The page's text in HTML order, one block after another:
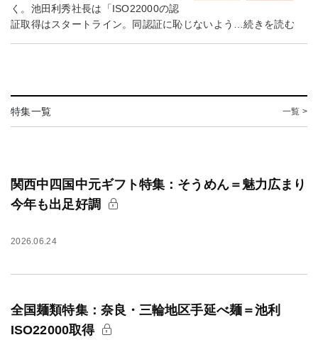
く。池田利秀社長は「ISO22000の認
証取得はスタートライン。同認証に恥じないよう…続きを読む
特集一覧 一覧 >
関西中四国中元ギフト特集：そうめん＝魅力広まり
今年も出足好調
2026.06.24
全国麺類特集：奈良・三輪地区手延べ麺＝池利
ISO22000取得